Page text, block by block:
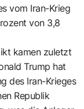
vom Iran-Krieg
von 3,8
kamen zuletzt
Trump hat
des Iran-Krieges
Republik